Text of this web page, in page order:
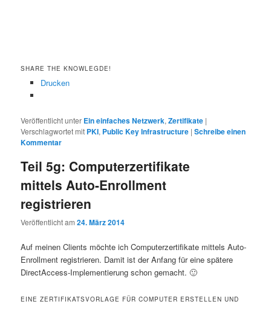
SHARE THE KNOWLEGDE!
Drucken
Veröffentlicht unter Ein einfaches Netzwerk,Zertifikate |
Verschlagwortet mit PKI, Public Key Infrastructure |Schreibe einen
Kommentar
Teil 5g: Computerzertifikate
mittels Auto-Enrollment
registrieren
Veröffentlicht am24. März 2014
Auf meinen Clients möchte ich Computerzertifikate mittels Auto-
Enrollment registrieren. Damit ist der Anfang für eine spätere
DirectAccess-Implementierung schon gemacht. 🙂
EINE ZERTIFIKATSVORLAGE FÜR COMPUTER ERSTELLEN UND